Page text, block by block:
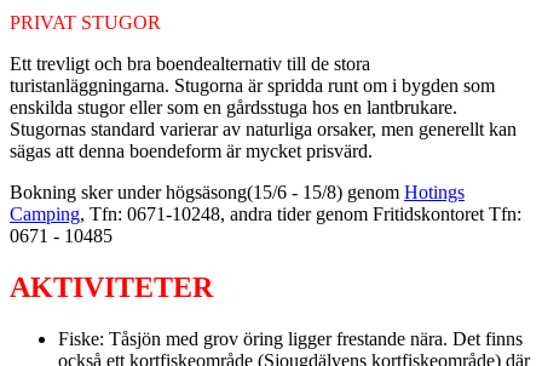
PRIVAT STUGOR
Ett trevligt och bra boendealternativ till de stora
turistanläggningarna. Stugorna är spridda runt om i bygden som
enskilda stugor eller som en gårdsstuga hos en lantbrukare.
Stugornas standard varierar av naturliga orsaker, men generellt kan
sägas att denna boendeform är mycket prisvärd.
Bokning sker under högsäsong(15/6 - 15/8) genom Hotings
Camping, Tfn: 0671-10248, andra tider genom Fritidskontoret Tfn:
0671 - 10485
AKTIVITETER
Fiske: Tåsjön med grov öring ligger frestande nära. Det finns
också ett kortfiskeområde (Sjougdälvens kortfiskeområde) där